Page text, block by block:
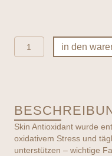
Advanced
Nutrition
Menge
in den
Skin Antioxidant wurde
oxidativem Stress und
unterstützen – wichtige